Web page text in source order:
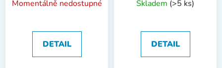
Momentálně nedostupné
DETAIL
Skladem (>5 ks)
DETAIL